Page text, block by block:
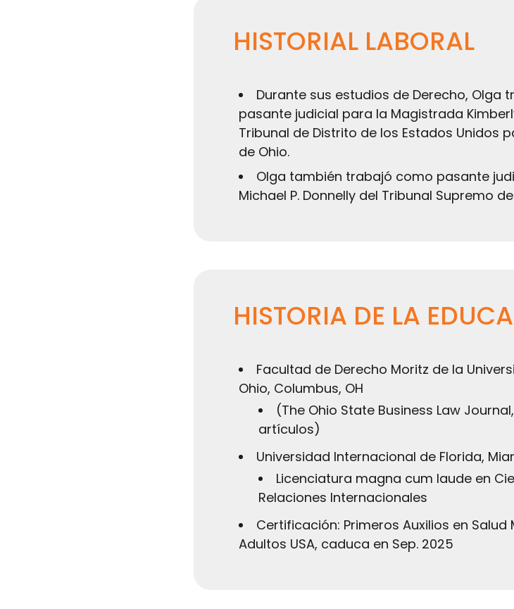
HISTORIAL LABORAL
Durante sus estudios de Derecho, Olga
pasante judicial para la Magistrada
Tribunal de Distrito de los Estados Unidos
de Ohio.
Olga también trabajó como pasante
Michael P. Donnelly del Tribunal Supremo
HISTORIA DE LA
Facultad de Derecho Moritz de la
Ohio, Columbus, OH
(The Ohio State Business Law
artículos)
Universidad Internacional de Florida,
Licenciatura magna cum laude en
Relaciones Internacionales
Certificación: Primeros Auxilios en Salud
Adultos USA, caduca en Sep. 2025